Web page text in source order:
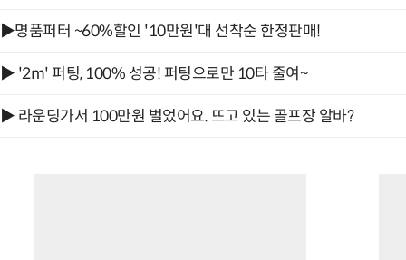
▶명품퍼터 ~60%할인 '10만원'대 선착순 한정판매!
▶ '2m' 퍼팅, 100% 성공! 퍼팅으로만 10타 줄여~
▶ 라운딩가서 100만원 벌었어요. 뜨고 있는 골프장 알바?